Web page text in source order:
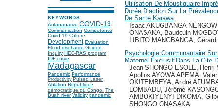
KEYWORDS
Antananarivo COVID-19
Communication Competence
Covid-19 Culture
Development Evaluation
Flood discharge Guided
Inquiry HEC-RAS program
IDF curve
Madagascar
Pandemic Performance
Productivity Pulsed Laser
Ablation République
démocratique du Congo. The
Buah river Validity pandemic
Utilisation De Moustiquaire
Durée D’action Sur La
De Sante Karawa
Isaac AKUGBANGA
ONASAKA, Baudouin
LIBITO MANGBANGA,
Psychologie Communautaire
Maternel Exclusif Dans La Cite
Jean SHONGO ESOLE, Henri
Apollos AYOWA APEMA,
OKITEMBEYA, André
LOMBADU, Jérôme
AMBOKIYENYI DIKOMA,
SHONGO ONASAKA